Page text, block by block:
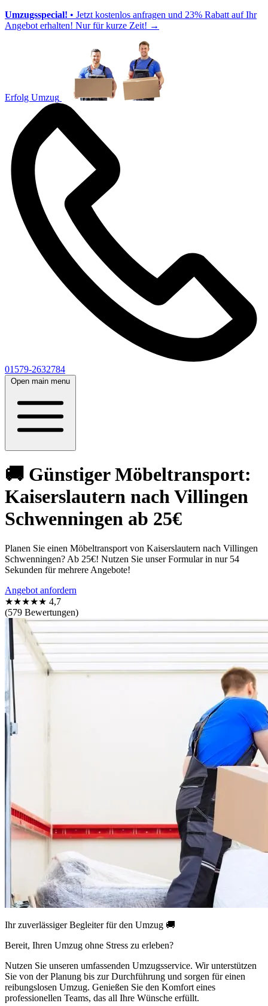
Umzugsspecial! • Jetzt kostenlos anfragen und 23% Rabatt auf Ihr
Angebot erhalten! Nur für kurze Zeit! →
Erfolg Umzug
01579-2632784
Open main menu
🚚 Günstiger Möbeltransport:
Kaiserslautern nach Villingen
Schwenningen ab 25€
Planen Sie einen Möbeltransport von Kaiserslautern nach Villingen
Schwenningen⁠? Ab 25€! Nutzen Sie unser Formular in nur 54
Sekunden für mehrere Angebote!
Angebot anfordern
★★★★★ 4,7
(579 Bewertungen)
Ihr zuverlässiger Begleiter für den Umzug 🚚
Bereit, Ihren Umzug ohne Stress zu erleben?
Nutzen Sie unseren umfassenden Umzugsservice. Wir unterstützen
Sie von der Planung bis zur Durchführung und sorgen für einen
reibungslosen Umzug. Genießen Sie den Komfort eines
professionellen Teams, das all Ihre Wünsche erfüllt.